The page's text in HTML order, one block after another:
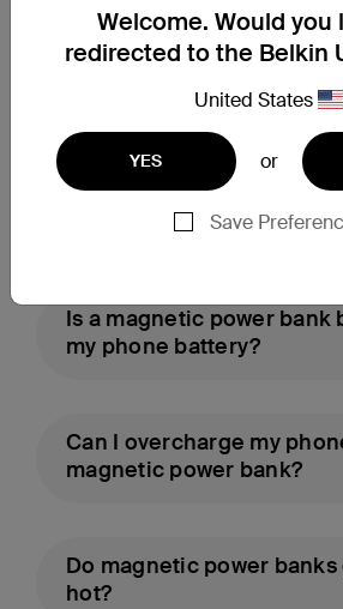
有效率。儘管優劣兼備，但如能了解
動充電器時就能作出明智選擇，滿足
選擇 Belkin 磁吸行動充電器這種商譽
FAQs
What are the
magnetic chargers?
Is a magnetic power bank
my phone battery?
Can I overcharge my
magnetic power bank?
Do magnetic power banks
hot?
Welcome. Would you
redirected to the Belkin
United States
YES or
Save